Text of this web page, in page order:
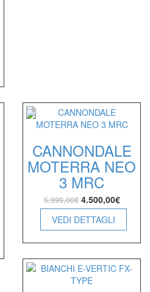
CANNONDALE
MOTERRA NEO
3 MRC
5.999,00€ 4.500,00€
VEDI DETTAGLI